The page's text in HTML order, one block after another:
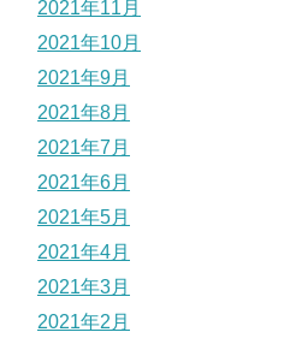
2021年11月
2021年10月
2021年9月
2021年8月
2021年7月
2021年6月
2021年5月
2021年4月
2021年3月
2021年2月